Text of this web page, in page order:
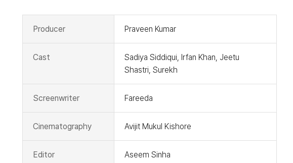
Producer Praveen Kumar
Cast
Sadiya Siddiqui, Irfan Khan, Jeetu
Shastri, Surekh
Screenwriter Fareeda
Cinematography Avijit Mukul Kishore
Editor Aseem Sinha